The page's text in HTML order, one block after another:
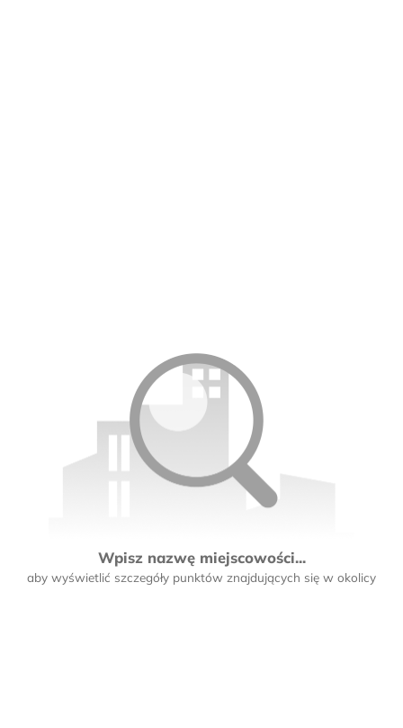
Wpisz nazwę miejscowości...
aby wyświetlić szczegóły punktów znajdujących się w okolicy